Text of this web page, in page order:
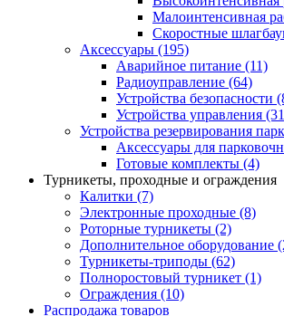
Малоинтенсивная
Скоростные
Аксессуары (195)
Аварийное питание (11)
Радиоуправление (64)
Устройства безопасности
Устройства управления
Устройства резервирования
Аксессуары для
Готовые комплекты (4)
Турникеты, проходные и ограждения
Калитки (7)
Электронные проходные (8)
Роторные турникеты (2)
Дополнительное оборудование
Турникеты-триподы (62)
Полноростовый турникет (1)
Ограждения (10)
Распродажа товаров